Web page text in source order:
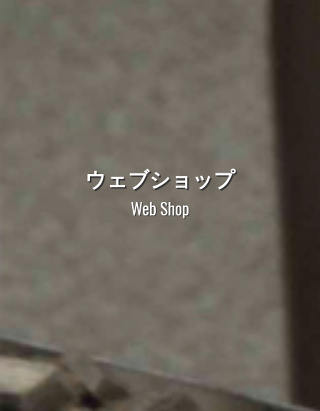
ウェブショップ
Web Shop